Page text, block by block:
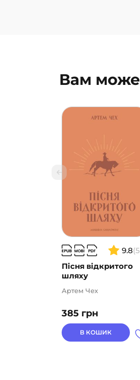
Вам
9.8
Пісня відкритого
шляху
385 грн
Артем Чех
В КОШИК